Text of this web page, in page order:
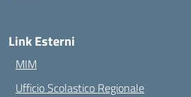
Link Esterni
MIM
Ufficio Scolastico Regionale